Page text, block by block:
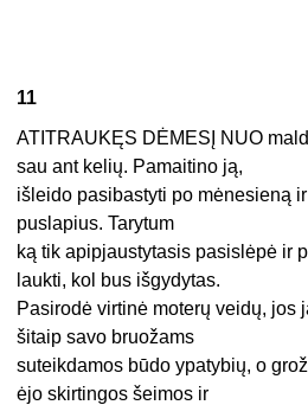
11
ATITRAUKĘS DĖMESĮ NUO
sau ant kelių. Pamaitino ją,
išleido pasibastyti po mėnesieną
puslapius. Tarytum
ką tik apipjaustytasis pasislėpė ir
laukti, kol bus išgydytas.
Pasirodė virtinė moterų veidų, jos
šitaip savo bruožams
suteikdamos būdo ypatybių, o
ėjo skirtingos šeimos ir